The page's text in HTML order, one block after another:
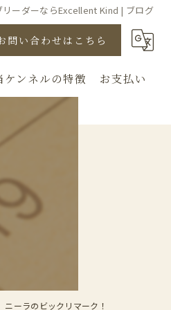
リーダーならExcellent Kind | ブログ
問い合わせはこちら
ケンネルの特徴
直販
見学
ドッグショー
お支払い
ニーラのビックリマーク！